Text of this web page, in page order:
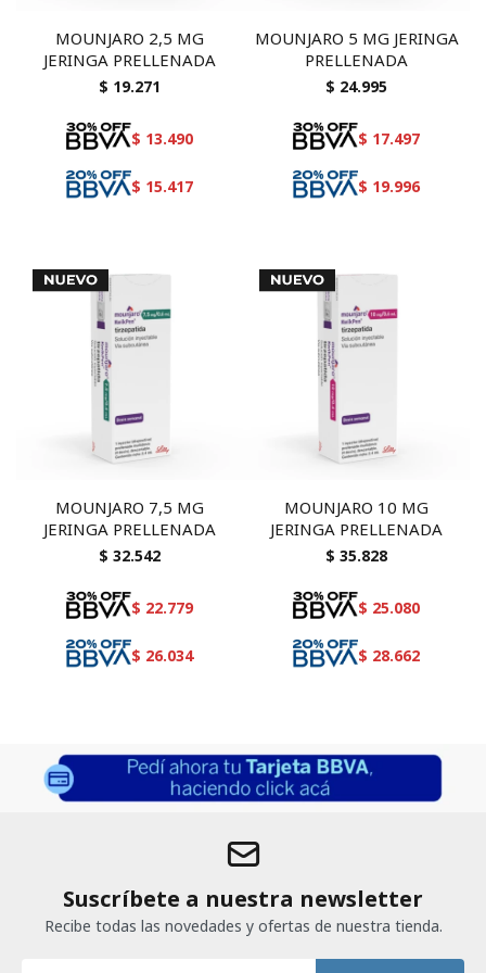
MOUNJARO 2,5 MG
JERINGA PRELLENADA
$ 19.271
$ 13.490
$ 15.417
MOUNJARO 5 MG JERINGA
PRELLENADA
$ 24.995
$ 17.497
$ 19.996
MOUNJARO 7,5 MG
JERINGA PRELLENADA
$ 32.542
$ 22.779
$ 26.034
MOUNJARO 10 MG
JERINGA PRELLENADA
$ 35.828
$ 25.080
$ 28.662
Suscríbete a nuestra newsletter
Recibe todas las novedades y ofertas de nuestra tienda.